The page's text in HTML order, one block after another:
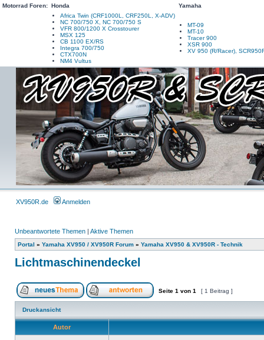
Motorrad Foren: Honda
Yamaha
Africa Twin (CRF1000L, CRF250L, X-ADV)
NC 700/750 X, NC 700/750 S
VFR 800/1200 X Crosstourer
MSX 125
CB 1100 EX/RS
Integra 700/750
CTX700N
NM4 Vultus
MT-09
MT-10
Tracer 900
XSR 900
XV 950 (R/Racer),
XV950R.de Anmelden
Unbeantwortete Themen | Aktive Themen
Portal » Yamaha XV950 / XV950R Forum » Yamaha XV950 & XV950R - Technik
Lichtmaschinendeckel
Seite 1 von 1 [ 1 Beitrag ]
Druckansicht
Autor